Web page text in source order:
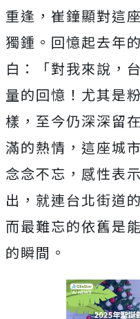
重逢， 崔鐘顯對這
獨鍾。回憶起去年
白：「對我來說，
量的回憶！ 尤其是
樣，至今仍深深留
滿的熱情，這座城
念念不忘， 感性表
出， 就連台北街道
而最難忘的依舊是
的瞬間。